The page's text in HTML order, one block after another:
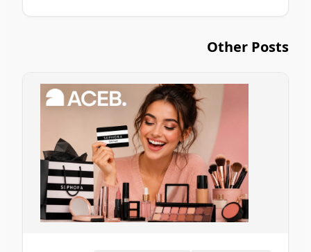
Other Posts